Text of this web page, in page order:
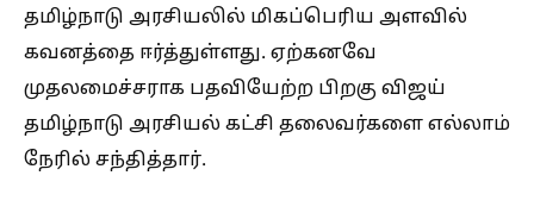
தமிழ்நாடு அரசியலில் மிகப்பெரிய அளவில்
கவனத்தை ஈர்த்துள்ளது. ஏற்கனவே
முதலமைச்சராக பதவியேற்ற பிறகு விஜய்
தமிழ்நாடு அரசியல் கட்சி தலைவர்களை எல்லாம்
நேரில் சந்தித்தார்.